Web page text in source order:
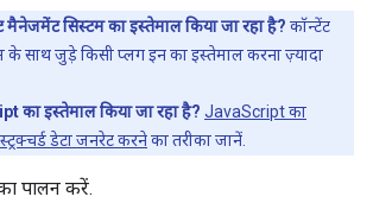
मैनेजमेंट सिस्टम का इस्तेमाल किया जा रहा है? कॉन्टेंट
साथ जुड़े किसी प्लग इन का इस्तेमाल करना ज़्यादा
का इस्तेमाल किया जा रहा है? JavaScript का
डेटा जनरेट करनेका तरीका जानें.
पालन करें.